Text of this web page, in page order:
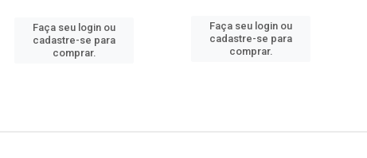
Faça seu login ou
cadastre-se para
comprar.
Faça seu login ou
cadastre-se para
comprar.